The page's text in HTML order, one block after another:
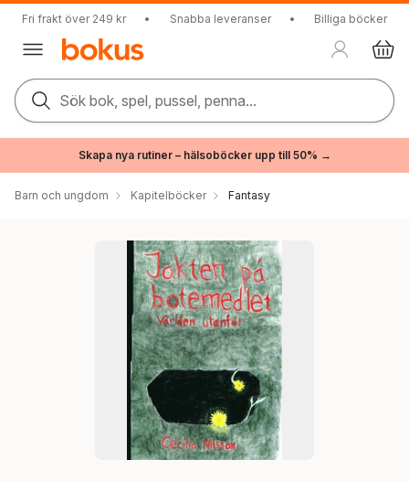
Fri frakt över 249 kr • Snabba leveranser • Billiga böcker
Sök bok, spel, pussel, penna...
Skapa nya rutiner – hälsoböcker upp till 50% →
Barn och ungdom Kapitelböcker Fantasy